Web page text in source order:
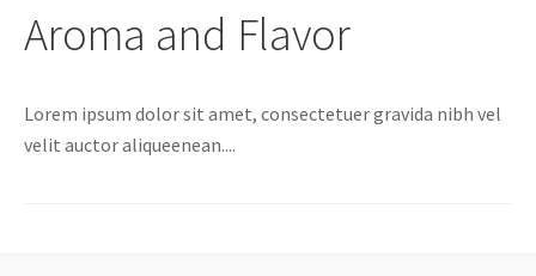
Aroma and Flavor
Lorem ipsum dolor sit amet, consectetuer gravida nibh vel
velit auctor aliqueenean....